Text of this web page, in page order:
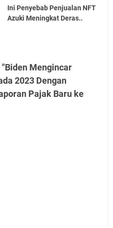
Ini Penyebab Penjualan NFT
Azuki Meningkat Deras..
Mengincar
2023 Dengan
Pajak Baru ke